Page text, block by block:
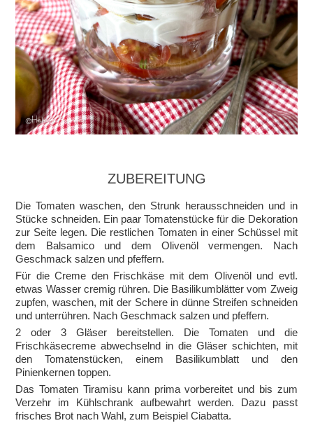
ZUBEREITUNG
Die Tomaten waschen, den Strunk herausschneiden und in
Stücke schneiden. Ein paar Tomatenstücke für die Dekoration
zur Seite legen. Die restlichen Tomaten in einer Schüssel mit
dem Balsamico und dem Olivenöl vermengen. Nach
Geschmack salzen und pfeffern.
Für die Creme den Frischkäse mit dem Olivenöl und evtl.
etwas Wasser cremig rühren. Die Basilikumblätter vom Zweig
zupfen, waschen, mit der Schere in dünne Streifen schneiden
und unterrühren. Nach Geschmack salzen und pfeffern.
2 oder 3 Gläser bereitstellen. Die Tomaten und die
Frischkäsecreme abwechselnd in die Gläser schichten, mit
den Tomatenstücken, einem Basilikumblatt und den
Pinienkernen toppen.
Das Tomaten Tiramisu kann prima vorbereitet und bis zum
Verzehr im Kühlschrank aufbewahrt werden. Dazu passt
frisches Brot nach Wahl, zum Beispiel Ciabatta.